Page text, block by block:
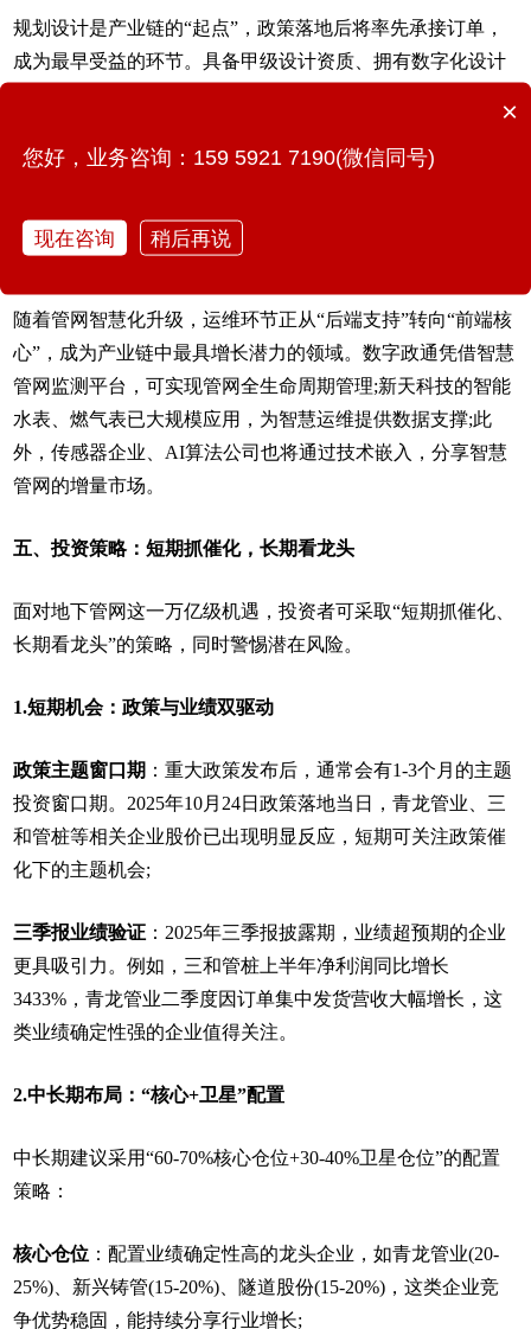
规划设计是产业链的“起点”，政策落地后将率先承接订单，
成为最早受益的环节。具备甲级设计资质、拥有数字化设计
具设计与施工能力，可提供“设计-建设”一体化服务，在大型
4.智慧运维：高成长赛道，技术驱动爆发
随着管网智慧化升级，运维环节正从“后端支持”转向“前端核
心”，成为产业链中最具增长潜力的领域。数字政通凭借智慧
管网监测平台，可实现管网全生命周期管理;新天科技的智能
水表、燃气表已大规模应用，为智慧运维提供数据支撑;此
外，传感器企业、AI算法公司也将通过技术嵌入，分享智慧
管网的增量市场。
五、投资策略：短期抓催化，长期看龙头
面对地下管网这一万亿级机遇，投资者可采取“短期抓催化、
长期看龙头”的策略，同时警惕潜在风险。
1.短期机会：政策与业绩双驱动
政策主题窗口期 ：重大政策发布后，通常会有1-3个月的主题
投资窗口期。2025年10月24日政策落地当日，青龙管业、三
和管桩等相关企业股价已出现明显反应，短期可关注政策催
化下的主题机会;
三季报业绩验证 ：2025年三季报披露期，业绩超预期的企业
更具吸引力。例如，三和管桩上半年净利润同比增长
3433%，青龙管业二季度因订单集中发货营收大幅增长，这
类业绩确定性强的企业值得关注。
2.中长期布局：“核心+卫星”配置
中长期建议采用“60-70%核心仓位+30-40%卫星仓位”的配置
策略：
核心仓位 ：配置业绩确定性高的龙头企业，如青龙管业(20-
25%)、新兴铸管(15-20%)、隧道股份(15-20%)，这类企业竞
争优势稳固，能持续分享行业增长;
×
您好，业务咨询：159 5921 7190(微信同号)
现在咨询 稍后再说